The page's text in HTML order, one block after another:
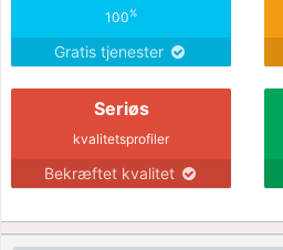
100%
Gratis tjenester
Seriøs
kvalitetsprofiler
Bekræftet kvalitet